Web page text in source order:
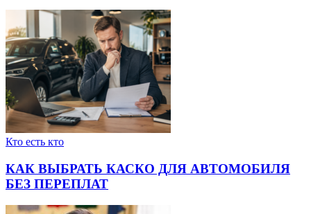
Кто есть кто
КАК ВЫБРАТЬ КАСКО ДЛЯ АВТОМОБИЛЯ
БЕЗ ПЕРЕПЛАТ